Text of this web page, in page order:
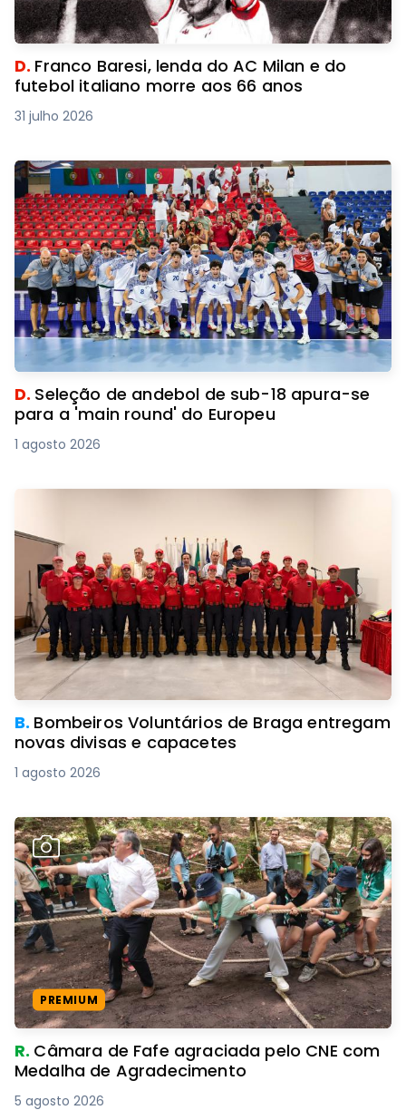
D.Franco Baresi, lenda do AC Milan e do
futebol italiano morre aos 66 anos
31 julho 2026
D.Seleção de andebol de sub-18 apura-se
1 agosto 2026
B.Bombeiros Voluntários de Braga entregam
novas divisas e capacetes
1 agosto 2026
PREMIUM